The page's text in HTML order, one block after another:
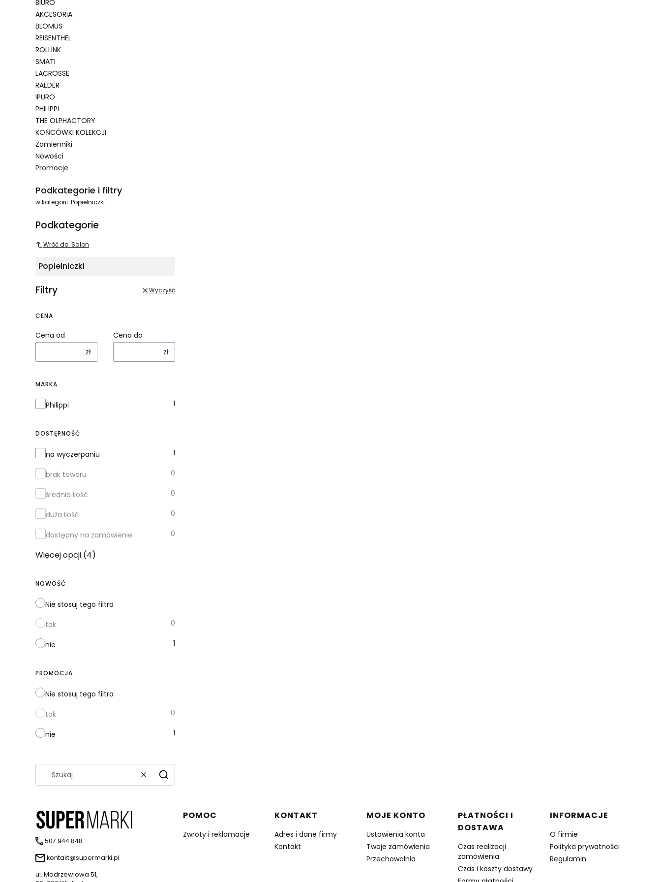
BIURO
AKCESORIA
BLOMUS
REISENTHEL
ROLLINK
SMATI
LACROSSE
RAEDER
IPURO
PHILIPPI
THE OLPHACTORY
KOŃCÓWKI KOLEKCJI
Zamienniki
Nowości
Promocje
Podkategorie i filtry
w kategorii: Popielniczki
Podkategorie
Wróć do: Salon
Popielniczki
Filtry Wyczyść
CENA
Cena od
zł
Cena do
zł
MARKA
Marka
Philippi 1
DOSTĘPNOŚĆ
Dostępność
na wyczerpaniu 1
brak towaru 0
średnia ilość 0
duża ilość 0
dostępny na zamówienie 0
Więcej opcji (4)
NOWOŚĆ
Nie stosuj tego filtra
tak 0
nie 1
PROMOCJA
Nie stosuj tego filtra
tak 0
nie 1
WyczyśćSzukaj
507 944 848
kontakt@supermarki.pl
ul. Modrzewiowa 51,
Linki w stopce
POMOC
Zwroty i reklamacje
KONTAKT
Adres i dane firmy
Kontakt
MOJE KONTO
Ustawienia konta
Twoje zamówienia
Przechowalnia
PŁATNOŚCI I
DOSTAWA
Czas realizacji
zamówienia
Czas i koszty dostawy
INFORMACJE
O firmie
Polityka prywatności
Regulamin